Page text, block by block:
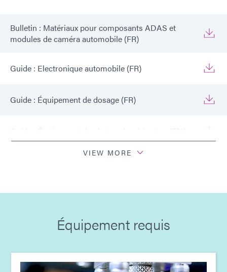
Bulletin : Matériaux pour composants ADAS et
modules de caméra automobile (FR)
Guide : Electronique automobile (FR)
Guide : Équipement de dosage (FR)
Guide : Équipement de photopolymérisation (EN)
Guide : Electronique automobile (Europe|FR)
Guide : Équipement de dosage (Asie | FR)
Guide : Équipement de photopolymérisation
(Europe|FR)
VIEW MORE
Équipement requis